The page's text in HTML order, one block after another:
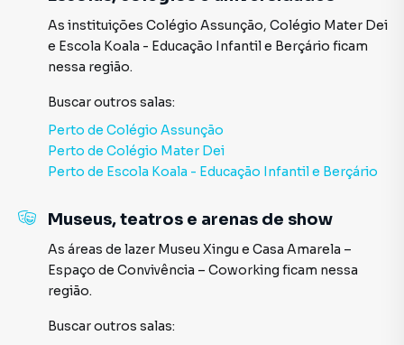
As instituições Colégio Assunção, Colégio Mater Dei
e Escola Koala - Educação Infantil e Berçário ficam
nessa região.
Buscar outros salas:
Perto de Colégio Assunção
Perto de Colégio Mater Dei
Perto de Escola Koala - Educação Infantil e Berçário
Museus, teatros e arenas de show
As áreas de lazer Museu Xingu e Casa Amarela –
Espaço de Convivência – Coworking ficam nessa
região.
Buscar outros salas: